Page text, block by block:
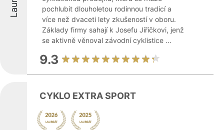
pochlubit dlouholetou rodinnou tradicí a
více než dvaceti lety zkušeností v oboru.
Základy firmy sahají k Josefu Jiřičkovi, jenž
se aktivně věnoval závodní cyklistice ...
9.3
CYKLO EXTRA SPORT